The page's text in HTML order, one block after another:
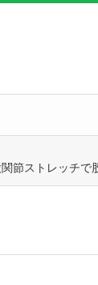
節ストレッチで